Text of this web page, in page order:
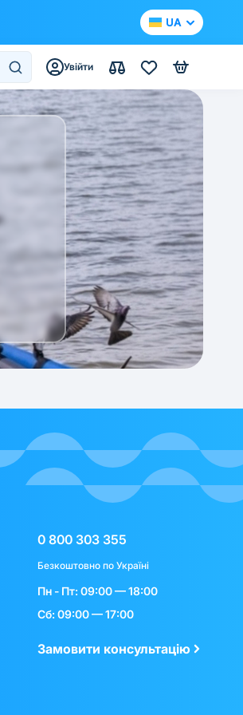
UA
Увійти
0 800 303 355
Безкоштовно по Україні
Пн - Пт: 09:00 — 18:00
Сб: 09:00 — 17:00
Замовити консультацію